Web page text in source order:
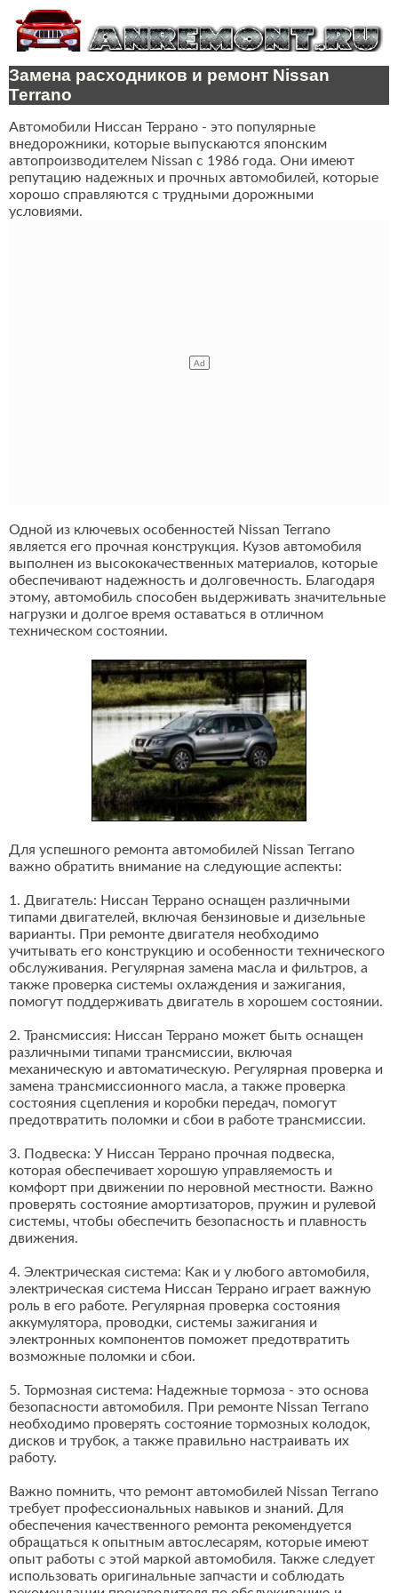
Замена расходников и ремонт Nissan
Terrano
Автомобили Ниссан Террано - это популярные
внедорожники, которые выпускаются японским
автопроизводителем Nissan с 1986 года. Они имеют
репутацию надежных и прочных автомобилей, которые
хорошо справляются с трудными дорожными
условиями.
Одной из ключевых особенностей Nissan Terrano
является его прочная конструкция. Кузов автомобиля
выполнен из высококачественных материалов, которые
обеспечивают надежность и долговечность. Благодаря
этому, автомобиль способен выдерживать значительные
нагрузки и долгое время оставаться в отличном
техническом состоянии.
Для успешного ремонта автомобилей Nissan Terrano
важно обратить внимание на следующие аспекты:
1. Двигатель: Ниссан Террано оснащен различными
типами двигателей, включая бензиновые и дизельные
варианты. При ремонте двигателя необходимо
учитывать его конструкцию и особенности технического
обслуживания. Регулярная замена масла и фильтров, а
также проверка системы охлаждения и зажигания,
помогут поддерживать двигатель в хорошем состоянии.
2. Трансмиссия: Ниссан Террано может быть оснащен
различными типами трансмиссии, включая
механическую и автоматическую. Регулярная проверка и
замена трансмиссионного масла, а также проверка
состояния сцепления и коробки передач, помогут
предотвратить поломки и сбои в работе трансмиссии.
3. Подвеска: У Ниссан Террано прочная подвеска,
которая обеспечивает хорошую управляемость и
комфорт при движении по неровной местности. Важно
проверять состояние амортизаторов, пружин и рулевой
системы, чтобы обеспечить безопасность и плавность
движения.
4. Электрическая система: Как и у любого автомобиля,
электрическая система Ниссан Террано играет важную
роль в его работе. Регулярная проверка состояния
аккумулятора, проводки, системы зажигания и
электронных компонентов поможет предотвратить
возможные поломки и сбои.
5. Тормозная система: Надежные тормоза - это основа
безопасности автомобиля. При ремонте Nissan Terrano
необходимо проверять состояние тормозных колодок,
дисков и трубок, а также правильно настраивать их
работу.
Важно помнить, что ремонт автомобилей Nissan Terrano
требует профессиональных навыков и знаний. Для
обеспечения качественного ремонта рекомендуется
обращаться к опытным автослесарям, которые имеют
опыт работы с этой маркой автомобиля. Также следует
использовать оригинальные запчасти и соблюдать